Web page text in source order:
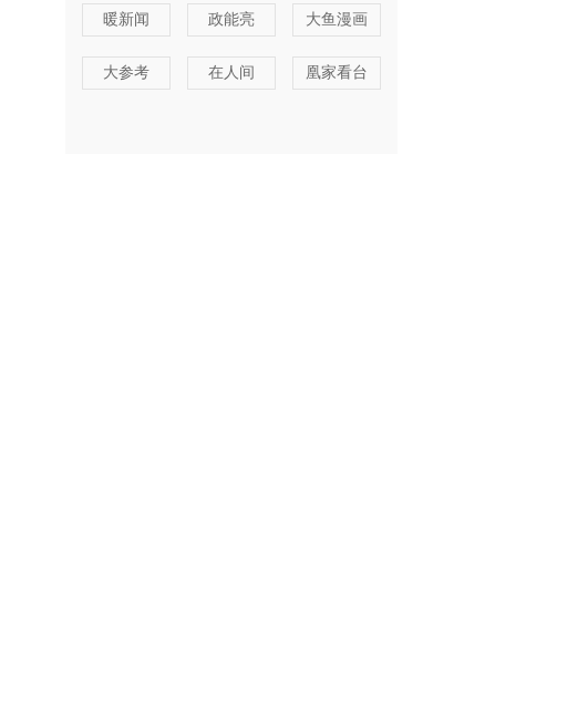
暖新闻 政能亮 大鱼漫画
大参考 在人间 凰家看台